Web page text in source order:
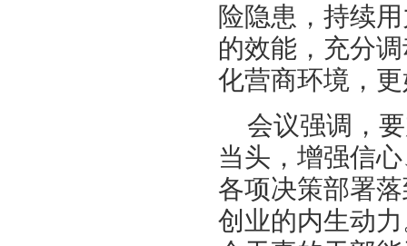
险隐患，持续
的效能，充分
化营商环境，
会议强调，
当头，增强信
各项决策部署
创业的内生动